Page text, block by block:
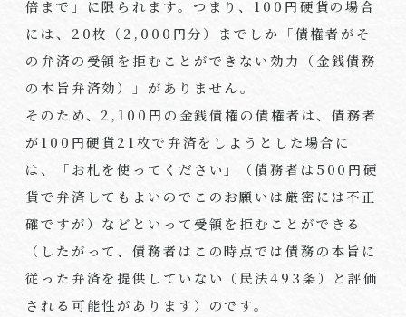
倍まで」に限られます。つまり、 100 円硬貨の場合
には、 20枚（ 2,000 円分）までしか「債権者がそ
の弁済の受領を拒むことができない効力（金銭債務
の本旨弁済効）」がありません。
そのため、 2,100 円の金銭債権の債権者は、債務者
が100 円硬貨21枚で弁済をしようとした場合に
は、「お札を使ってください」（債務者は 500 円硬
貨で弁済してもよいのでこのお願いは厳密には不正
確ですが）などといって受領を拒むことができる
（したがって、債務者はこの時点では債務の本旨に
従った弁済を提供していない（民法493条）と評価
される可能性があります）のです。